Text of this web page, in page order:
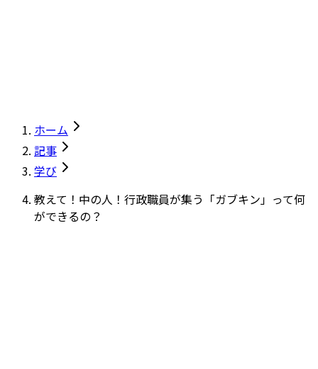
ホーム
記事
学び
教えて！中の人！行政職員が集う「ガブキン」って何
ができるの？